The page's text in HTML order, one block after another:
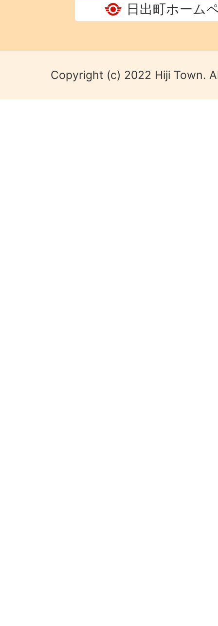
日出町ホーム
Copyright (c) 2022 Hiji Town.